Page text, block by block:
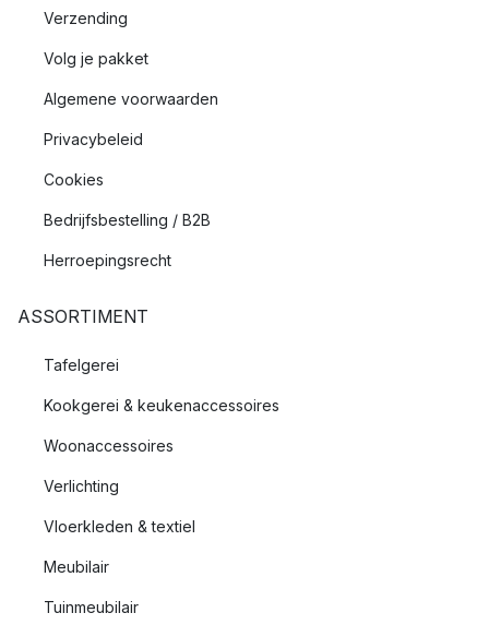
Verzending
Volg je pakket
Algemene voorwaarden
Privacybeleid
Cookies
Bedrijfsbestelling / B2B
Herroepingsrecht
ASSORTIMENT
Tafelgerei
Kookgerei & keukenaccessoires
Woonaccessoires
Verlichting
Vloerkleden & textiel
Meubilair
Tuinmeubilair